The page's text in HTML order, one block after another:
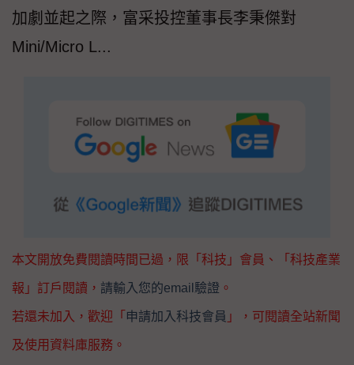
加劇並起之際，富采投控董事長李秉傑對
Mini/Micro L...
本文開放免費閱讀時間已過，限「科技」會員、「科技產業
報」訂戶閱讀， 請輸入您的email驗證 。
若還未加入，歡迎「 申請加入科技會員 」，可閱讀全站新聞
及使用資料庫服務。